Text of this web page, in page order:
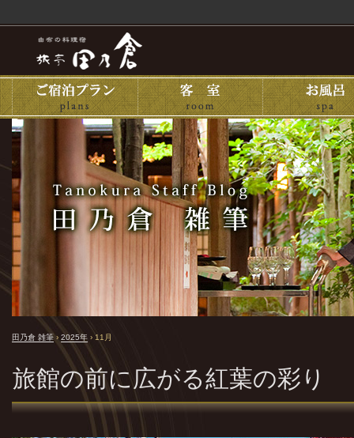
田乃倉 雑筆 › 2025年 › 11月
旅館の前に広がる紅葉の彩り